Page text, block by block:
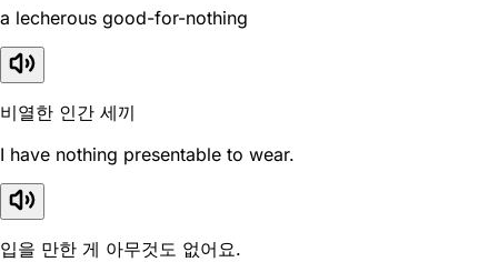
a lecherous good-for-nothing
비열한 인간 세끼
I have nothing presentable to wear.
입을 만한 게 아무것도 없어요.